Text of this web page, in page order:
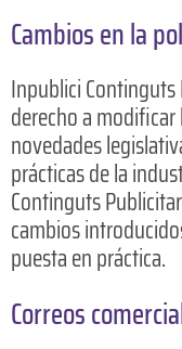
Cambios en la
Inpublici Continguts
derecho a
novedades
prácticas de la
Continguts
cambios
puesta en práctica.
Correos